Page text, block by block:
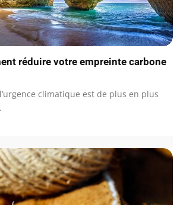
réduire votre empreinte carbone
climatique est de plus en plus